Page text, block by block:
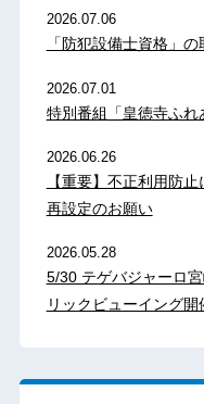
2026.07.06
「防犯設備士資格」
2026.07.01
特別番組「皇徳寺ふれ
2026.06.26
【重要】不正利用防
再設定のお願い
2026.05.28
5/30 テゲバジャーロ
リックビューイング開